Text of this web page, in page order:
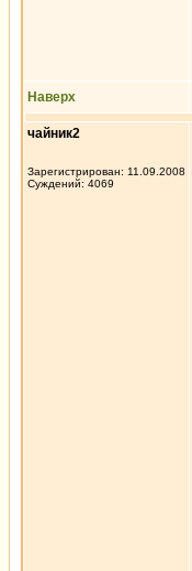
Наверх
чайник2
Зарегистрирован: 11.09.2008
Суждений: 4069